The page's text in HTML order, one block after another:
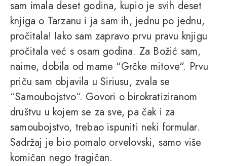
sam imala deset godina, kupio je svih deset
knjiga o Tarzanu i ja sam ih, jednu po jednu,
pročitala! Iako sam zapravo prvu pravu knjigu
pročitala već s osam godina. Za Božić sam,
naime, dobila od mame “Grčke mitove“. Prvu
priču sam objavila u Siriusu, zvala se
“Samoubojstvo“. Govori o birokratiziranom
društvu u kojem se za sve, pa čak i za
samoubojstvo, trebao ispuniti neki formular.
Sadržaj je bio pomalo orvelovski, samo više
komičan nego tragičan.